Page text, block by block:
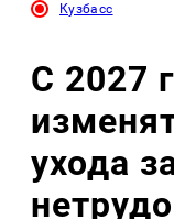
Кузбасс
С 2027
ухода